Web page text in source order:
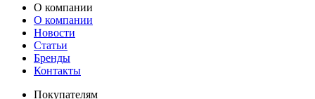
О компании
О компании
Новости
Статьи
Бренды
Контакты
Покупателям